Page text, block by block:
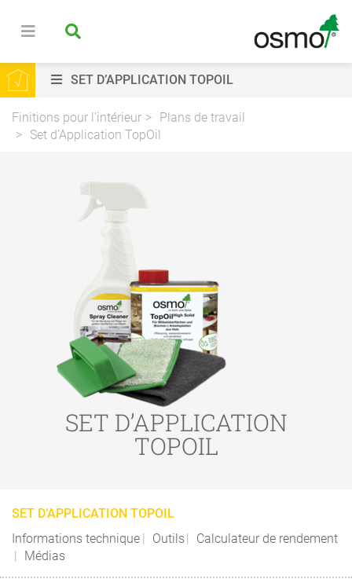
SET D’APPLICATION TOPOIL
Finitions pour l'intérieur
Plans de travail
Set d’Application TopOil
SET D’APPLICATION
TOPOIL
SET D’APPLICATION TOPOIL
Informations technique
Outils
Calculateur de rendement
Médias